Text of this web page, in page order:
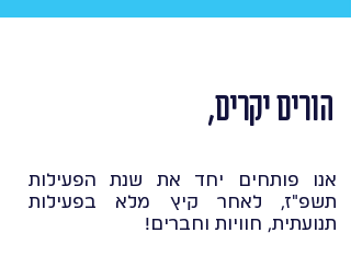
הורים יקרים,
אנו פותחים יחד את שנת הפעילות
תשפ"ז, לאחר קיץ מלא בפעילות
תנועתית, חוויות וחברים!